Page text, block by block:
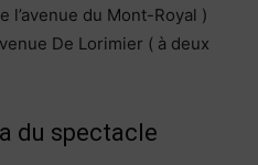
l’avenue du Mont-Royal )
De Lorimier ( à deux
du spectacle